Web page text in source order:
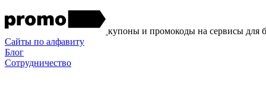
купоны и промокоды на сервисы для
Сайты по алфавиту
Блог
Сотрудничество